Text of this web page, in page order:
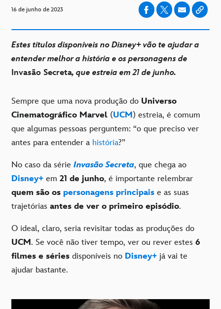
16 de junho de 2023
Estes títulos disponíveis no Disney+ vão te ajudar a
entender melhor a história e os personagens de
Invasão Secreta, que estreia em 21 de junho.
Sempre que uma nova produção do Universo
Cinematográfico Marvel (UCM) estreia, é comum
que algumas pessoas perguntem: “o que preciso ver
antes para entender a história?”
No caso da série Invasão Secreta, que chega ao
Disney+ em 21 de junho, é importante relembrar
quem são os personagens principais e as suas
trajetórias antes de ver o primeiro episódio.
O ideal, claro, seria revisitar todas as produções do
UCM. Se você não tiver tempo, ver ou rever estes 6
filmes e séries disponíveis no Disney+ já vai te
ajudar bastante.